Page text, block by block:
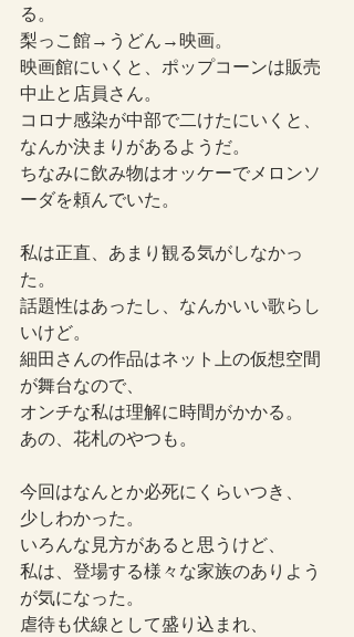
る。
梨っこ館→うどん→映画。
映画館にいくと、ポップコーンは販売
中止と店員さん。
コロナ感染が中部で二けたにいくと、
なんか決まりがあるようだ。
ちなみに飲み物はオッケーでメロンソ
ーダを頼んでいた。
私は正直、あまり観る気がしなかっ
た。
話題性はあったし、なんかいい歌らし
いけど。
細田さんの作品はネット上の仮想空間
が舞台なので、
オンチな私は理解に時間がかかる。
あの、花札のやつも。
今回はなんとか必死にくらいつき、
少しわかった。
いろんな見方があると思うけど、
私は、登場する様々な家族のありよう
が気になった。
虐待も伏線として盛り込まれ、